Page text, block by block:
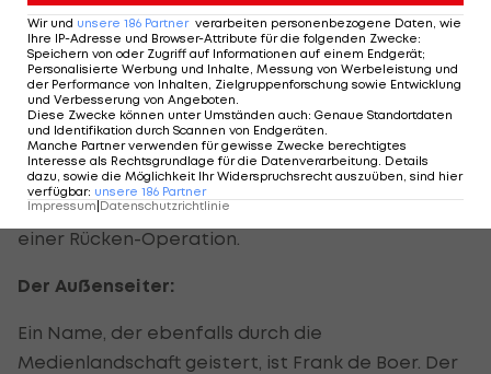
Trainer, aber er war stets bei Klubs, von denen
man erwartet, dass sie Titel holen. Es ist ein
schwieriger Job, Liverpool zurück in die Top 4 zu
führen“, so der 37-Jährige, der 705 Einsätze für die
„Reds“ verzeichnete.
Zudem steht ein Fragezeichen hinter der Fitness
des Italieners, unterzog er sich doch im Sommer
einer Rücken-Operation.
Der Außenseiter:
Ein Name, der ebenfalls durch die
Medienlandschaft geistert, ist Frank de Boer. Der
Wir und unsere 186 Partner verarbeiten personenbezogene Daten, wie
Ihre IP-Adresse und Browser-Attribute für die folgenden Zwecke:
Speichern von oder Zugriff auf Informationen auf einem Endgerät;
Personalisierte Werbung und Inhalte, Messung von Werbeleistung und
der Performance von Inhalten, Zielgruppenforschung sowie Entwicklung
und Verbesserung von Angeboten
Diese Zwecke können unter Umständen auch: Genaue Standortdaten
und Identifikation durch Scannen von Endgeräten
Manche Partner verwenden für gewisse Zwecke berechtigtes
Interesse als Rechtsgrundlage für die Datenverarbeitung. Details
dazu, sowie die Möglichkeit Ihr Widerspruchsrecht auszuüben, sind hier
verfügbar: unsere 186 Partner
Impressum|Datenschutzrichtlinie